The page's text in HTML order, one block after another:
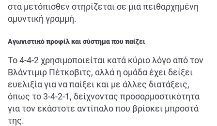
στα μετόπισθεν στηρίζεται σε μια πειθαρχημένη
αμυντική γραμμή.
Αγωνιστικό προφίλ και σύστημα που παίζει
Το 4-4-2 χρησιμοποιείται κατά κύριο λόγο από τον
Βλάντιμιρ Πέτκοβιτς, αλλά η ομάδα έχει δείξει
ευελιξία για να παίξει και με άλλες διατάξεις,
όπως το 3-4-2-1, δείχνοντας προσαρμοστικότητα
για τον εκάστοτε αντίπαλο που βρίσκει μπροστά
της.